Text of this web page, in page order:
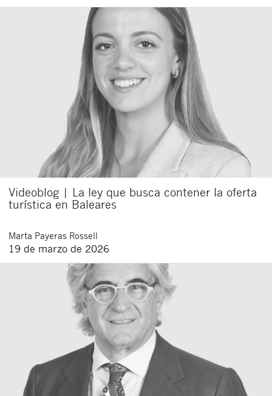
Videoblog | La ley que busca contener la oferta
turística en Baleares
Marta Payeras Rossell
19 de marzo de 2026